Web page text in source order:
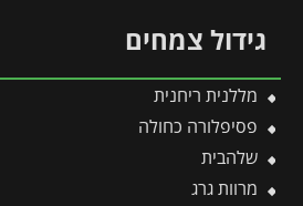
גידול צמחים
מללנית ריחנית
פסיפלורה כחולה
שלהבית
מרוות גרג